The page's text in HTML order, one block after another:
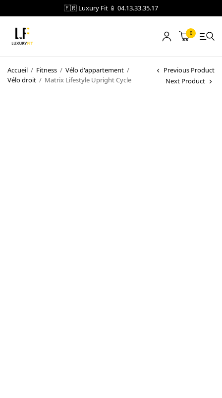
🇫🇷 Luxury Fit 📱 04.13.33.35.17
0
Accueil / Fitness / Vélo d'appartement /
Vélo droit / Matrix Lifestyle Upright Cycle
Previous Product
Next Product
LOCATION
NOTRE CATALOGUE